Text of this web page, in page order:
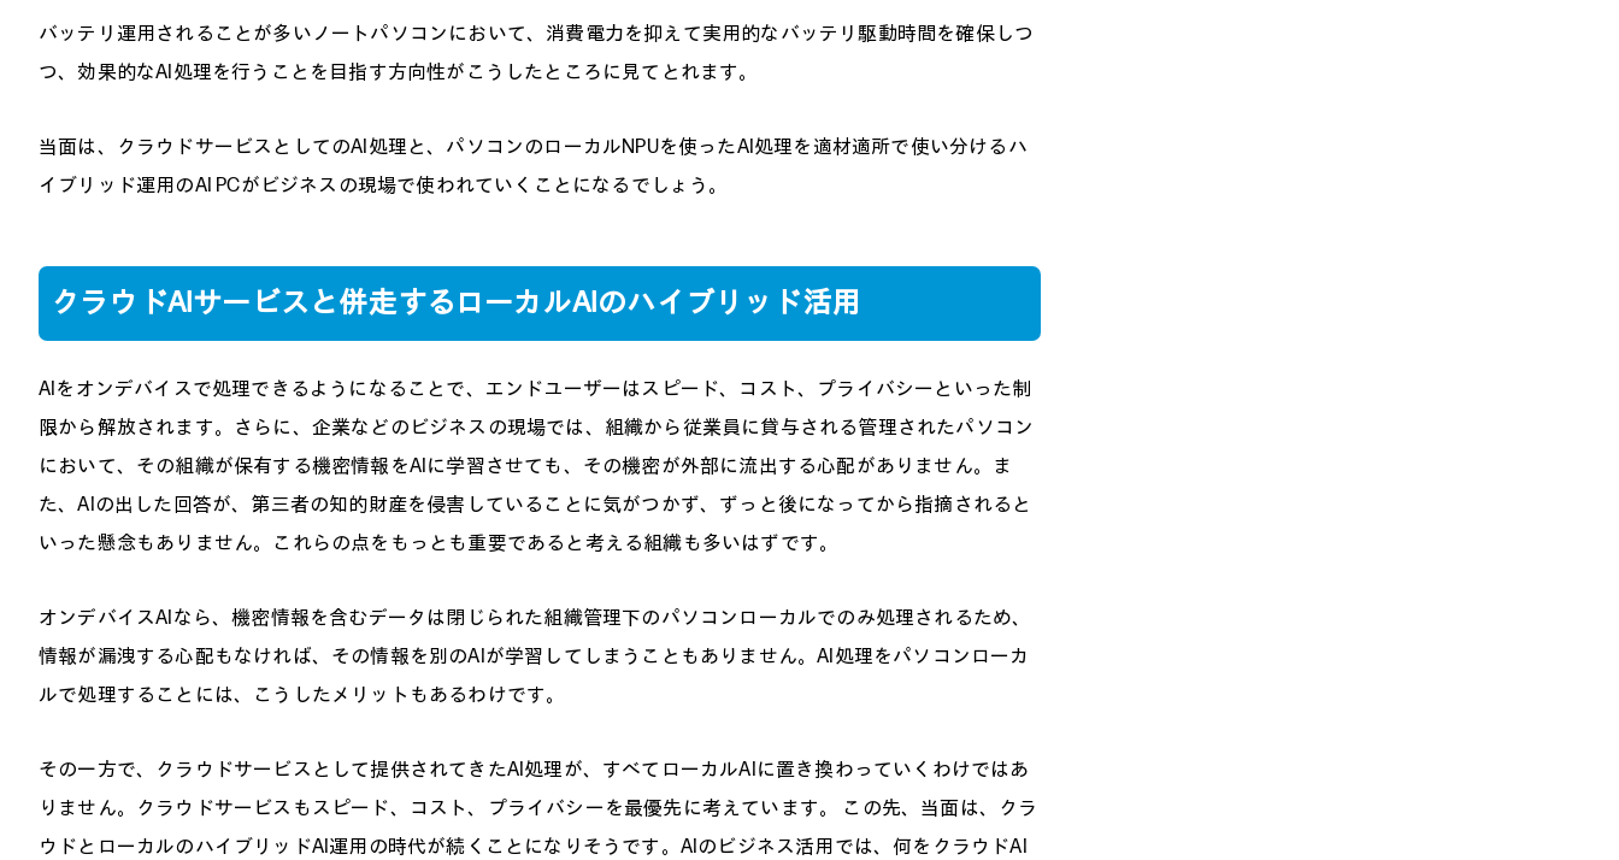
バッテリ運用されることが多いノートパソコンにおいて、消費電力を抑えて実用的なバッテリ駆動時間を確保しつ
つ、効果的なAI処理を行うことを目指す方向性がこうしたところに見てとれます。
当面は、クラウドサービスとしてのAI処理と、パソコンのローカルNPUを使ったAI処理を適材適所で使い分けるハ
イブリッド運用のAI PCがビジネスの現場で使われていくことになるでしょう。
クラウドAIサービスと併走するローカルAIのハイブリッド活用
AIをオンデバイスで処理できるようになることで、エンドユーザーはスピード、コスト、プライバシーといった制
限から解放されます。さらに、企業などのビジネスの現場では、組織から従業員に貸与される管理されたパソコン
において、その組織が保有する機密情報をAIに学習させても、その機密が外部に流出する心配がありません。ま
た、AIの出した回答が、第三者の知的財産を侵害していることに気がつかず、ずっと後になってから指摘されると
いった懸念もありません。これらの点をもっとも重要であると考える組織も多いはずです。
オンデバイスAIなら、機密情報を含むデータは閉じられた組織管理下のパソコンローカルでのみ処理されるため、
情報が漏洩する心配もなければ、その情報を別のAIが学習してしまうこともありません。AI処理をパソコンローカ
ルで処理することには、こうしたメリットもあるわけです。
その一方で、クラウドサービスとして提供されてきたAI処理が、すべてローカルAIに置き換わっていくわけではあ
りません。クラウドサービスもスピード、コスト、プライバシーを最優先に考えています。 この先、当面は、クラ
ウドとローカルのハイブリッドAI運用の時代が続くことになりそうです。AIのビジネス活用では、何をクラウドAI